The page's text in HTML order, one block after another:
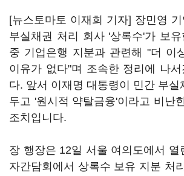
[뉴스토마토 이재희 기자] 장민영
부실채권 처리 회사 '상록수'가 보유
중 기업은행 지분과 관련해 "더 이
이유가 없다"며 조속한 정리에 나서
다. 앞서 이재명 대통령이 민간 부실
두고 '원시적 약탈금융'이라고 비난
조치입니다.
장 행장은 12일 서울 여의도에서 열
자간담회에서 상록수 보유 지분 처